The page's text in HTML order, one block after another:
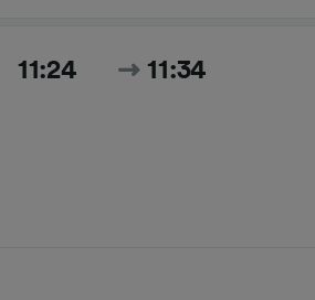
11:24 11:34